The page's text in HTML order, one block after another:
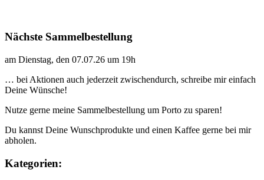
Nächste Sammelbestellung
am Dienstag, den 07.07.26 um 19h
… bei Aktionen auch jederzeit zwischendurch, schreibe mir einfach
Deine Wünsche!
Nutze gerne meine Sammelbestellung um Porto zu sparen!
Du kannst Deine Wunschprodukte und einen Kaffee gerne bei mir
abholen.
Kategorien: